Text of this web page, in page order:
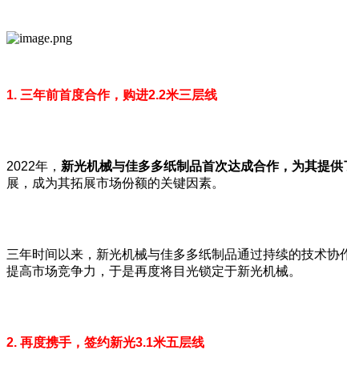
1. 三年前首度合作，购进2.2米三层线
2022年， 新光机械与佳多多纸制品首次达成合作，为其提
展，成为其拓展市场份额的关键因素。
三年时间以来，新光机械与佳多多纸制品通过持续的技术
提高市场竞争力，于是再度将目光锁定于新光机械。
2. 再度携手，签约新光3.1米五层线